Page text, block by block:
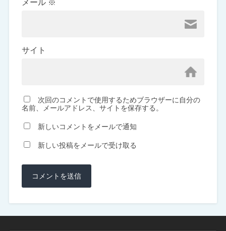
メール ※
サイト
次回のコメントで使用するためブラウザーに自分の
名前、メールアドレス、サイトを保存する。
新しいコメントをメールで通知
新しい投稿をメールで受け取る